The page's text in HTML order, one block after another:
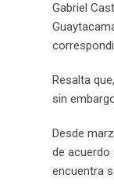
Gabriel
Resalta
sin
Desde
de acuerdo
encuentra